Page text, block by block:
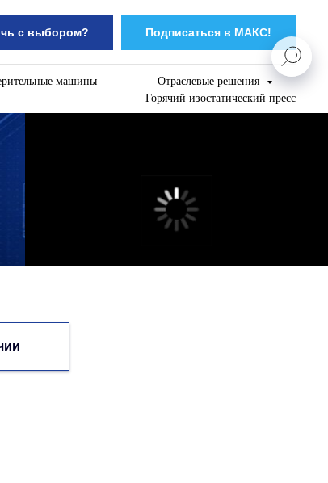
с выбором? Подписаться в МАКС!
машины
Отраслевые решения
Горячий изостатический пресс